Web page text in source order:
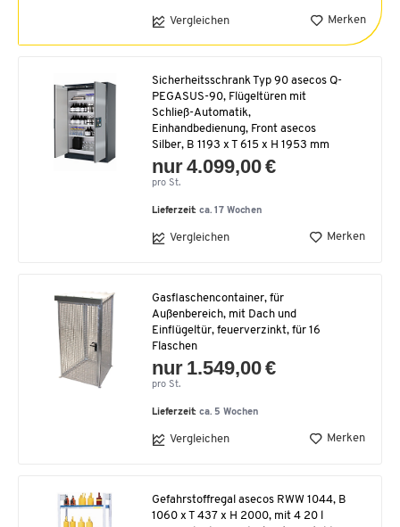
Vergleichen Merken
Sicherheitsschrank Typ 90 asecos Q-
PEGASUS-90, Flügeltüren mit
Schließ-Automatik,
Einhandbedienung, Front asecos
Silber, B 1193 x T 615 x H 1953 mm
nur 4.099,00 €
pro St.
Lieferzeit:ca. 17 Wochen
Vergleichen Merken
Gasflaschencontainer, für
Außenbereich, mit Dach und
Einflügeltür, feuerverzinkt, für 16
Flaschen
nur 1.549,00 €
pro St.
Lieferzeit:ca. 5 Wochen
Vergleichen Merken
Gefahrstoffregal asecos RWW 1044, B
1060 x T 437 x H 2000, mit 4 20 l